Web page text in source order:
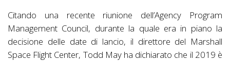
Citando una recente riunione dell’Agency Program
Management Council, durante la quale era in piano la
decisione delle date di lancio, il direttore del Marshall
Space Flight Center, Todd May ha dichiarato che il 2019 è